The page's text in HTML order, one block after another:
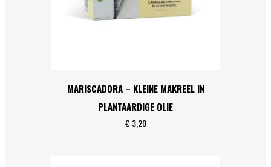
MARISCADORA – KLEINE MAKREEL IN
PLANTAARDIGE OLIE
€ 3,20